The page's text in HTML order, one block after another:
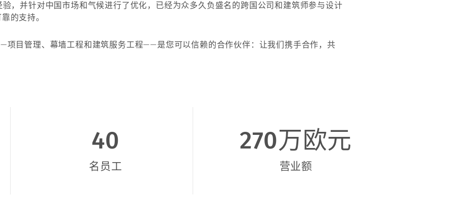
，并针对中国市场和气候进行了优化，已经为众多久负盛名的跨国公司和建筑师参与设计
的支持。
项目管理、幕墙工程和建筑服务工程——是您可以信赖的合作伙伴：让我们携手合作，共
40
名员工
270万欧元
营业额